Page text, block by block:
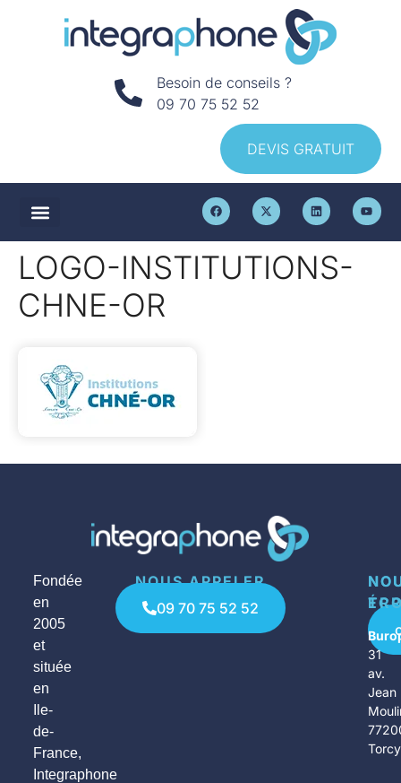
Besoin de conseils ?
09 70 75 52 52
DEVIS GRATUIT
LOGO-INSTITUTIONS-
CHNE-OR
Fondée
en
2005
et
située
en
Ile-
de-
France,
Integraphone
NOUS APPELER
09 70 75 52 52
31
av.
Jean
Torcy